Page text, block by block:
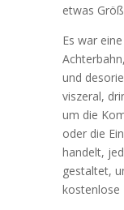
etwas
Es war
und
viszeral,
um die
oder die
handelt,
gestaltet,
kostenlose